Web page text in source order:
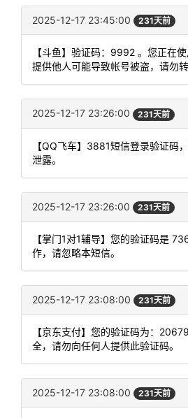
2025-12-17 23:45:00 231天前
【斗鱼】验证码：9992 。您正在
提供他人可能导致帐号被盗，请勿转
2025-12-17 23:26:00 231天前
【QQ飞车】3881短信登录验证码
泄露。
2025-12-17 23:26:00 231天前
【掌门1对1辅导】您的验证码是
作，请忽略本短信。
2025-12-17 23:08:00 231天前
【京东支付】您的验证码为：
全，请勿向任何人提供此验证码。
2025-12-17 23:08:00 231天前